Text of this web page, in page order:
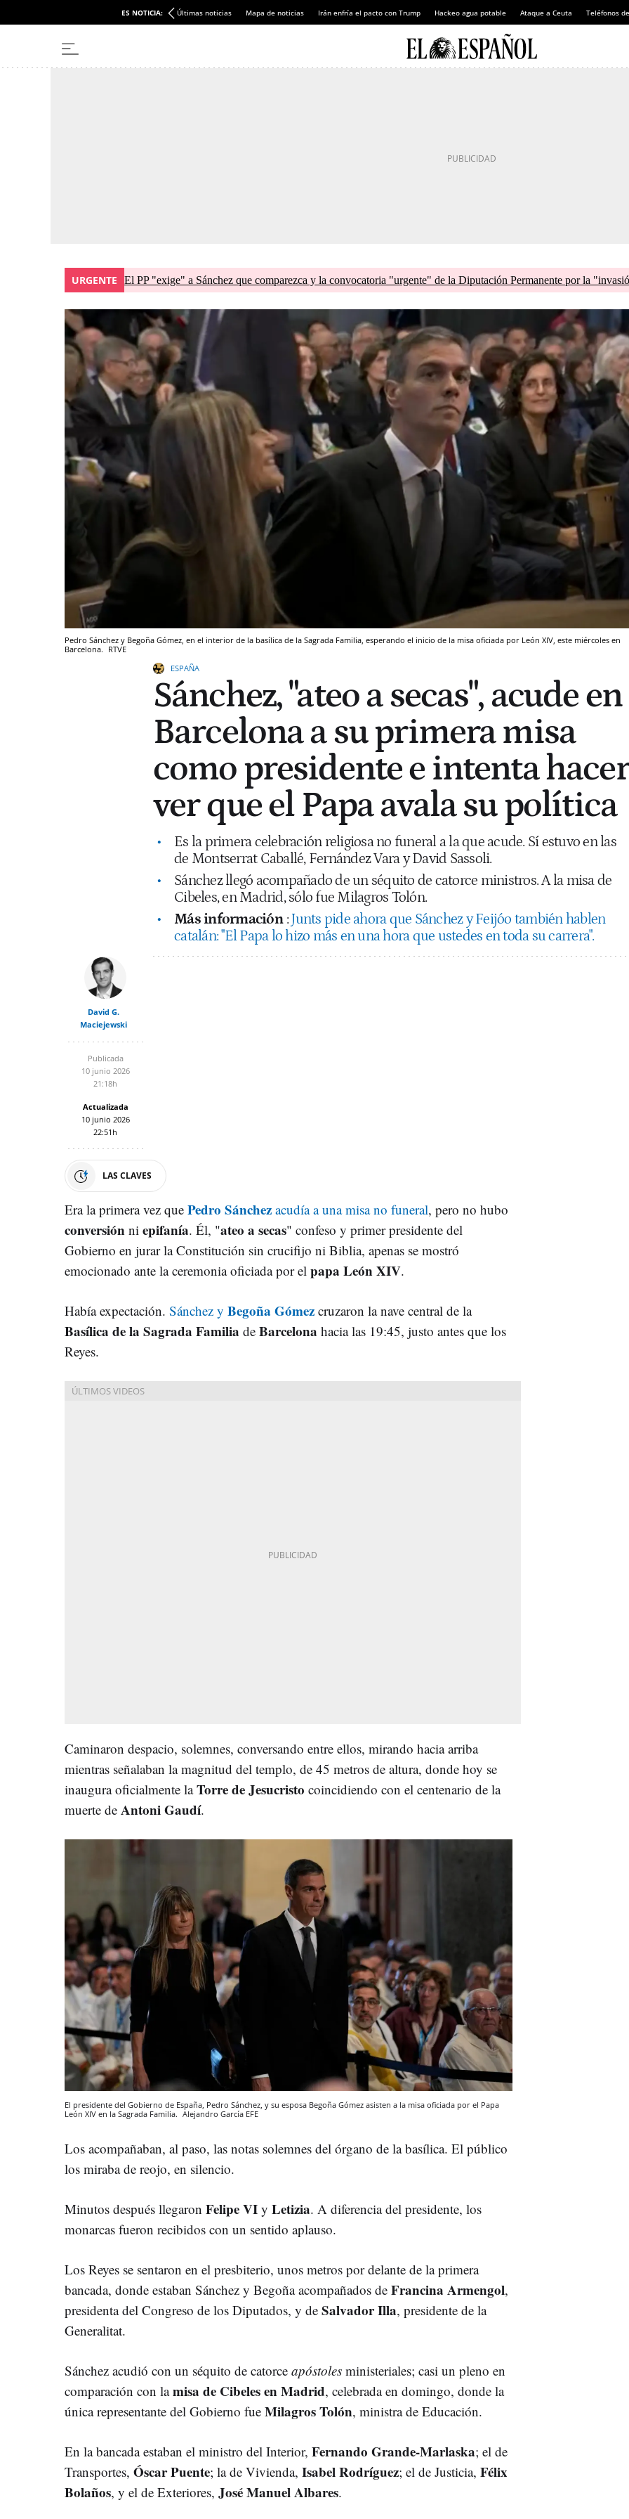
ES NOTICIA: Últimas noticias Mapa de noticias Irán enfría el pacto con Trump Hackeo agua potable Ataque a Ceuta Teléfonos
URGENTE El PP "exige" a Sánchez que comparezca y la convocatoria "urgente" de la Diputación Permanente por la
Pedro Sánchez y Begoña Gómez, en el interior de la basílica de la Sagrada Familia, esperando el inicio de la misa oficiada por León XIV, este miércoles en
Barcelona. RTVE
ESPAÑA
Sánchez, "ateo a secas", acude en
Barcelona a su primera misa
como presidente e intenta hacer
ver que el Papa avala su política
Es la primera celebración religiosa no funeral a la que acude. Sí estuvo en las
de Montserrat Caballé, Fernández Vara y David Sassoli.
Sánchez llegó acompañado de un séquito de catorce ministros. A la misa de
Cibeles, en Madrid, sólo fue Milagros Tolón.
Más información : Junts pide ahora que Sánchez y Feijóo también hablen
catalán: "El Papa lo hizo más en una hora que ustedes en toda su carrera".
David G.
Maciejewski
Publicada
10 junio 2026
21:18h
Actualizada
10 junio 2026
22:51h
LAS CLAVES
Era la primera vez que Pedro Sánchez acudía a una misa no funeral, pero no hubo
conversión ni epifanía. Él, "ateo a secas" confeso y primer presidente del
Gobierno en jurar la Constitución sin crucifijo ni Biblia, apenas se mostró
emocionado ante la ceremonia oficiada por el papa León XIV.
Había expectación. Sánchez y Begoña Gómez cruzaron la nave central de la
Basílica de la Sagrada Familia de Barcelona hacia las 19:45, justo antes que los
Reyes.
Caminaron despacio, solemnes, conversando entre ellos, mirando hacia arriba
mientras señalaban la magnitud del templo, de 45 metros de altura, donde hoy se
inaugura oficialmente laTorre de Jesucristo coincidiendo con el centenario de la
muerte de Antoni Gaudí.
El presidente del Gobierno de España, Pedro Sánchez, y su esposa Begoña Gómez asisten a la misa oficiada por el Papa
León XIV en la Sagrada Familia. Alejandro García EFE
Los acompañaban, al paso, las notas solemnes del órgano de la basílica. El público
los miraba de reojo, en silencio.
Minutos después llegaron Felipe VI y Letizia. A diferencia del presidente, los
monarcas fueron recibidos con un sentido aplauso.
Los Reyes se sentaron en el presbiterio, unos metros por delante de la primera
bancada, donde estaban Sánchez y Begoña acompañados de Francina Armengol,
presidenta del Congreso de los Diputados, y de Salvador Illa, presidente de la
Generalitat.
Sánchez acudió con un séquito de catorce apóstoles ministeriales; casi un pleno en
comparación con lamisa de Cibeles en Madrid, celebrada en domingo, donde la
única representante del Gobierno fue Milagros Tolón, ministra de Educación.
En la bancada estaban el ministro del Interior, Fernando Grande-Marlaska; el de
Transportes, Óscar Puente; la de Vivienda, Isabel Rodríguez; el de Justicia, Félix
Bolaños, y el de Exteriores, José Manuel Albares.